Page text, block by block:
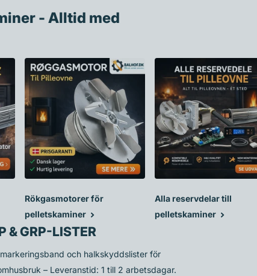
- Alltid med
Rökgasmotorer för
pelletskaminer
Alla reservdelar till
pelletskaminer
& GRP-LISTER
och halkskyddslister för
– Leveranstid: 1 till 2 arbetsdagar.